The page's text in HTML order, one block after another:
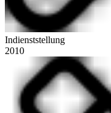
Indienststellung
2010